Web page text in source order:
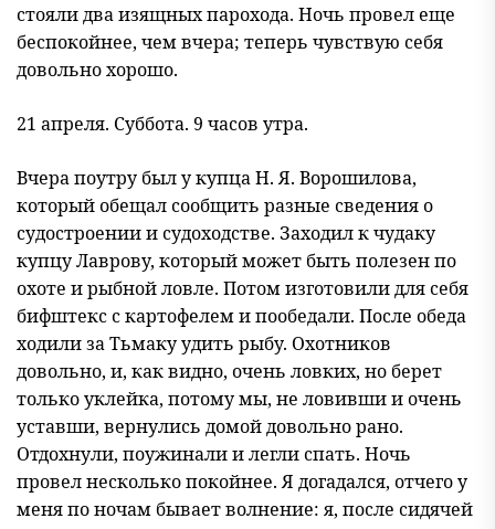
стояли два изящных парохода. Ночь провел еще
беспокойнее, чем вчера; теперь чувствую себя
довольно хорошо.
21 апреля. Суббота. 9 часов утра.
Вчера поутру был у купца Н. Я. Ворошилова,
который обещал сообщить разные сведения о
судостроении и судоходстве. Заходил к чудаку
купцу Лаврову, который может быть полезен по
охоте и рыбной ловле. Потом изготовили для себя
бифштекс с картофелем и пообедали. После обеда
ходили за Тьмаку удить рыбу. Охотников
довольно, и, как видно, очень ловких, но берет
только уклейка, потому мы, не ловивши и очень
уставши, вернулись домой довольно рано.
Отдохнули, поужинали и легли спать. Ночь
провел несколько покойнее. Я догадался, отчего у
меня по ночам бывает волнение: я, после сидячей